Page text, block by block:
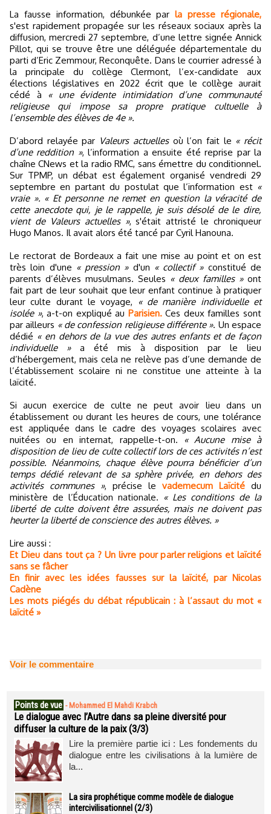
La fausse information, débunkée parla presse régionale,
s'est rapidement propagée sur les réseaux sociaux après la
diffusion, mercredi 27 septembre, d’une lettre signée Annick
Pillot, qui se trouve être une déléguée départementale du
parti d’Eric Zemmour, Reconquête. Dans le courrier adressé à
la principale du collège Clermont, l’ex-candidate aux
élections législatives en 2022 écrit que le collège aurait
cédé à « une évidente intimidation d’une communauté
religieuse qui impose sa propre pratique cultuelle à
l’ensemble des élèves de 4e ».
D’abord relayée par Valeurs actuellesoù l’on fait le « récit
d’une reddition », l’information a ensuite été reprise par la
chaîne CNews et la radio RMC, sans émettre du conditionnel.
Sur TPMP, un débat est également organisé vendredi 29
septembre en partant du postulat que l’information est «
vraie ». « Et personne ne remet en question la véracité de
cette anecdote qui, je le rappelle, je suis désolé de le dire,
vient de Valeurs actuelles », s'était attristé le chroniqueur
Hugo Manos. Il avait alors été tancé par Cyril Hanouna.
Le rectorat de Bordeaux a fait une mise au point et on est
très loin d'une « pression »d'un « collectif »constitué de
parents d’élèves musulmans. Seules « deux familles »ont
fait part de leur souhait que leur enfant continue à pratiquer
leur culte durant le voyage,
« de manière individuelle et
isolée », a-t-on expliqué au Parisien.Ces deux familles sont
par ailleurs « de confession religieuse différente ». Un espace
dédié « en dehors de la vue des autres enfants et de façon
individuelle »a été mis à disposition par le lieu
d’hébergement, mais cela ne relève pas d’une demande de
l’établissement scolaire ni ne constitue une atteinte à la
laïcité.
Si aucun exercice de culte ne peut avoir lieu dans un
établissement ou durant les heures de cours, une tolérance
est appliquée dans le cadre des voyages scolaires avec
nuitées ou en internat, rappelle-t-on.
« Aucune mise à
disposition de lieu de culte collectif lors de ces activités n’est
possible. Néanmoins, chaque élève pourra bénéficier d’un
temps dédié relevant de sa sphère privée, en dehors des
activités communes », précise le vademecum Laïcité du
ministère de l’Éducation nationale. « Les conditions de la
liberté de culte doivent être assurées, mais ne doivent pas
heurter la liberté de conscience des autres élèves. »
Lire aussi :
Et Dieu dans tout ça ? Un livre pour parler religions et laïcité
sans se fâcher
En finir avec les idées fausses sur la laïcité, par Nicolas
Cadène
Les mots piégés du débat républicain : à l’assaut du mot «
laïcité »
Voir le commentaire
Points de vue - Mohammed El Mahdi Krabch
Le dialogue avec l’Autre dans sa pleine diversité pour
diffuser la culture de la paix (3/3)
Lire la première partie ici : Les fondements du
dialogue entre les civilisations à la lumière de
la...
La sira prophétique comme modèle de dialogue
intercivilisationnel (2/3)